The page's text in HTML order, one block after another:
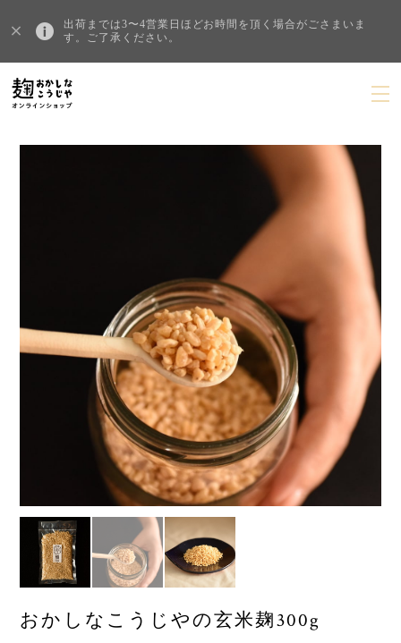
出荷までは3〜4営業日ほどお時間を頂く場合がごさまいま
す。ご了承ください。
おかしなこうじやの玄米麹300g